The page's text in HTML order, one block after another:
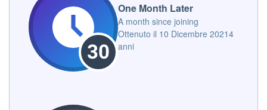
One Month Later
A month since joining
Ottenuto il 10 Dicembre 20214
anni